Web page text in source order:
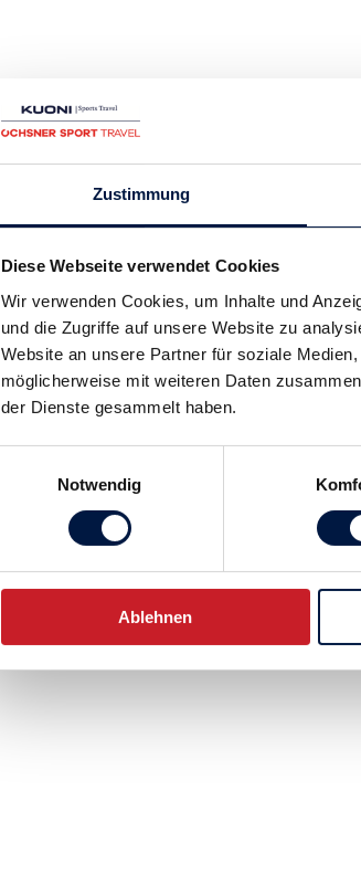
Zustimmung
Diese Webseite verwendet Cookies
Wir verwenden Cookies, um Inhalte und
und die Zugriffe auf unsere Website zu
Website an unsere Partner für soziale
möglicherweise mit weiteren Daten
der Dienste gesammelt haben.
Notwendig
Ablehnen